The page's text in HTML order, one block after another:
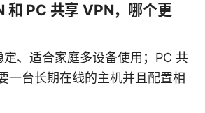
和 PC 共享 VPN，哪个更
、适合家庭多设备使用；PC 共
一台长期在线的主机并且配置相